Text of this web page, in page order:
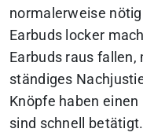
normalerweise
Earbuds locker
Earbuds raus
ständiges
Knöpfe haben
sind schnell